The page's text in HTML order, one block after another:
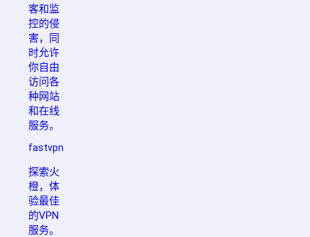
客和监
控的侵
害，同
时允许
你自由
访问各
种网站
和在线
服务。
fastvpn
探索火
橙，体
验最佳
的VPN
服务。